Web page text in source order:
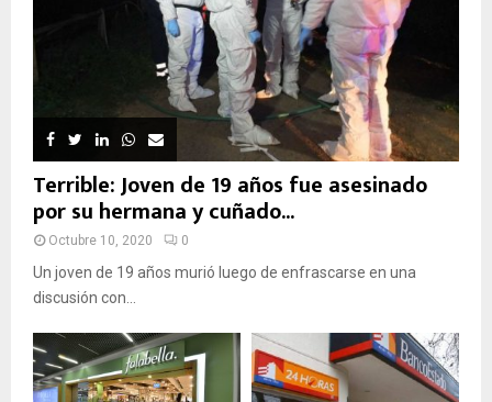
Terrible: Joven de 19 años fue asesinado
por su hermana y cuñado...
Octubre 10, 2020 0
Un joven de 19 años murió luego de enfrascarse en una
discusión con...